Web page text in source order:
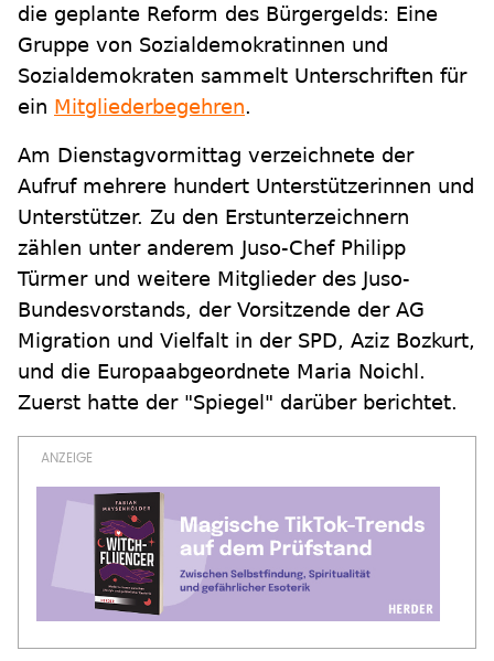
die geplante Reform des Bürgergelds: Eine
Gruppe von Sozialdemokratinnen und
Sozialdemokraten sammelt Unterschriften für
ein Mitgliederbegehren.
Am Dienstagvormittag verzeichnete der
Aufruf mehrere hundert Unterstützerinnen und
Unterstützer. Zu den Erstunterzeichnern
zählen unter anderem Juso-Chef Philipp
Türmer und weitere Mitglieder des Juso-
Bundesvorstands, der Vorsitzende der AG
Migration und Vielfalt in der SPD, Aziz Bozkurt,
und die Europaabgeordnete Maria Noichl.
Zuerst hatte der "Spiegel" darüber berichtet.